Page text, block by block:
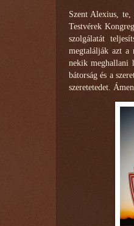
Szent Alexius, te,
Testvérek
szolgálatát
megtalálják azt a
nekik meghallani
bátorság és a
szeretetedet. Ámen.